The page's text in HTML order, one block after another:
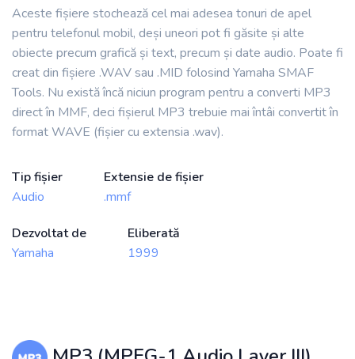
Aceste fișiere stochează cel mai adesea tonuri de apel
pentru telefonul mobil, deși uneori pot fi găsite și alte
obiecte precum grafică și text, precum și date audio. Poate fi
creat din fișiere .WAV sau .MID folosind Yamaha SMAF
Tools. Nu există încă niciun program pentru a converti MP3
direct în MMF, deci fișierul MP3 trebuie mai întâi convertit în
format WAVE (fișier cu extensia .wav).
Tip fișier
Audio
Extensie de fișier
.mmf
Dezvoltat de
Yamaha
Eliberată
1999